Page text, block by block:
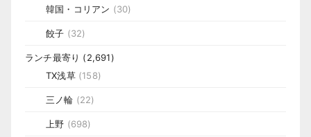
韓国・コリアン (30)
餃子 (32)
ランチ最寄り (2,691)
TX浅草(158)
三ノ輪 (22)
上野 (698)